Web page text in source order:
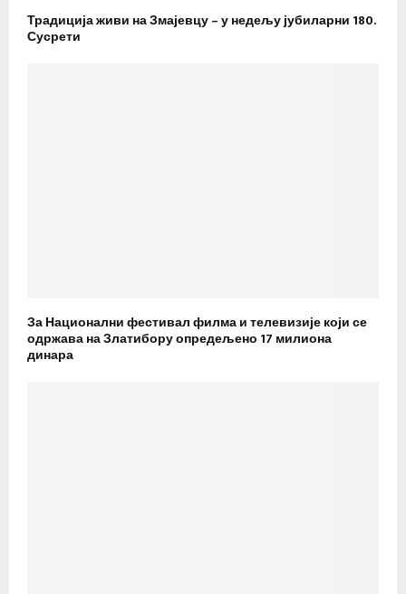
Традиција живи на Змајевцу – у недељу јубиларни 180.
Сусрети
За Национални фестивал филма и телевизије који се
одржава на Златибору опредељено 17 милиона
динара